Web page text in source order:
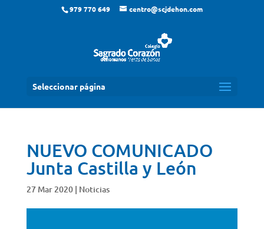
979 770 649 centro@scjdehon.com
Seleccionar página
NUEVO COMUNICADO
Junta Castilla y León
27 Mar 2020| Noticias